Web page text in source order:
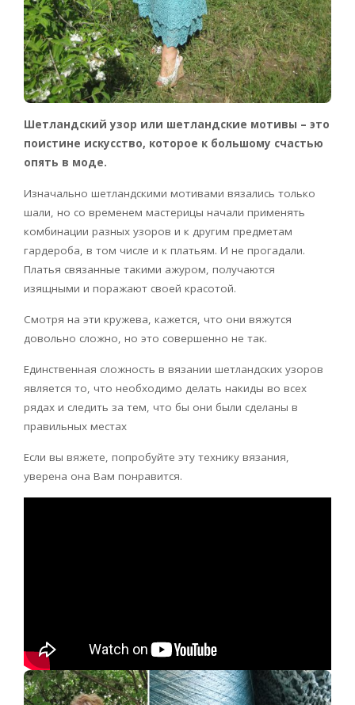
Шетландский узор или шетландские мотивы – это
поистине искусство, которое к большому счастью
опять в моде.
Изначально шетландскими мотивами вязались только
шали, но со временем мастерицы начали применять
комбинации разных узоров и к другим предметам
гардероба, в том числе и к платьям. И не прогадали.
Платья связанные такими ажуром, получаются
изящными и поражают своей красотой.
Смотря на эти кружева, кажется, что они вяжутся
довольно сложно, но это совершенно не так.
Единственная сложность в вязании шетландских узоров
является то, что необходимо делать накиды во всех
рядах и следить за тем, что бы они были сделаны в
правильных местах
Если вы вяжете, попробуйте эту технику вязания,
уверена она Вам понравится.